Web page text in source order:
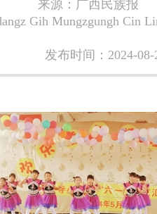
来源：广西民族报
Gih Mungzgungh Cin
发布时间：2024-08-